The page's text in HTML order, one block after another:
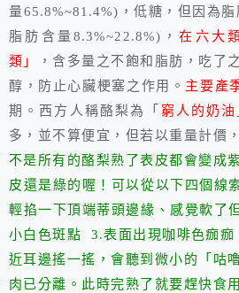
量65.8%~81.4%) ，低糖，但因為
脂肪含量8.3%~22.8%) ，在六大
類」
，含多量之不飽和脂肪，吃了
醇，防止心臟梗塞之作用。 主要產
期。西方人稱酪梨為「 窮人的奶油
多，並不算便宜，但若以重量計價
不是所有的酪梨熟了表皮都會變成
皮還是綠的喔！可以從以下四個線
輕掐一下頂端蒂頭邊緣、感覺軟了
小白色斑點 3.表面出現咖啡色痂痂
近耳邊搖一搖，會聽到微小的「咕
肉已分離。此時完熟了就要趕快食